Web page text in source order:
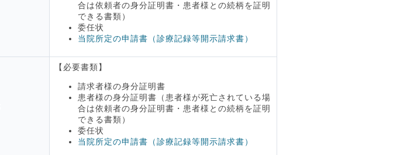
合は依頼者の身分証明書・患者様との続柄を証明
できる書類）
委任状
当院所定の申請書（診療記録等開示請求書）
【必要書類】
請求者様の身分証明書
患者様の身分証明書（患者様が死亡されている場
合は依頼者の身分証明書・患者様との続柄を証明
できる書類）
委任状
当院所定の申請書（診療記録等開示請求書）